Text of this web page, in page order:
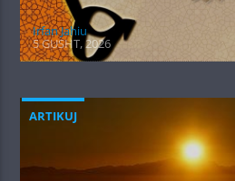
Irfan Jahiu
5 GUSHT, 2026
ARTIKUJ